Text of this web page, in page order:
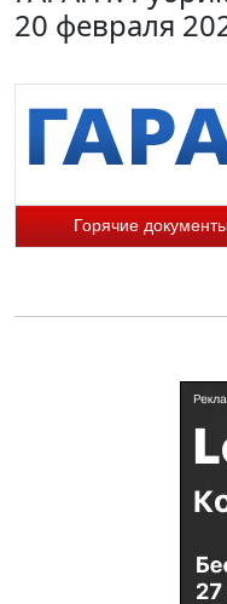
20 февраля
Горячие